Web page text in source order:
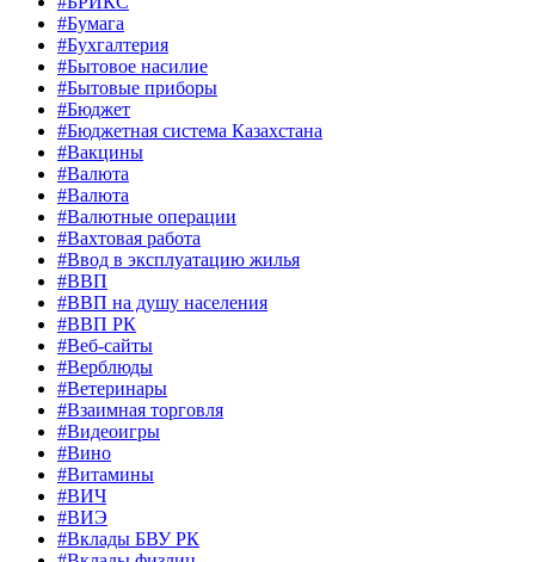
#Бумага
#Бухгалтерия
#Бытовое насилие
#Бытовые приборы
#Бюджет
#Бюджетная система Казахстана
#Вакцины
#Валюта
#Валюта
#Валютные операции
#Вахтовая работа
#Ввод в эксплуатацию жилья
#ВВП
#ВВП на душу населения
#ВВП РК
#Веб-сайты
#Верблюды
#Ветеринары
#Взаимная торговля
#Видеоигры
#Вино
#Витамины
#ВИЧ
#ВИЭ
#Вклады БВУ РК